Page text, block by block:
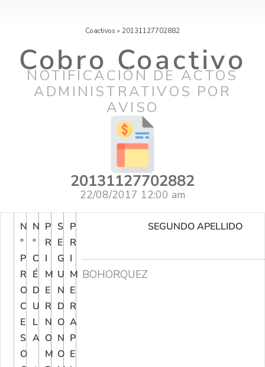
Coactivos » 20131127702882
Cobro Coactivo
NOTIFICACIÓN DE ACTOS
ADMINISTRATIVOS POR
AVISO
20131127702882
22/08/2017 12:00 am
N
°
P
R
O
C
E
S
O
N
°
C
É
D
U
L
A
P
R
I
M
E
R
N
O
M
S
E
G
U
N
D
O
N
O
P
R
I
M
E
R
A
P
E
SEGUNDO APELLIDO
BOHORQUEZ